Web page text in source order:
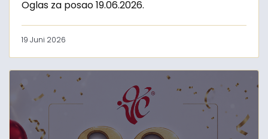
Oglas za posao 19.06.2026.
19 Juni 2026